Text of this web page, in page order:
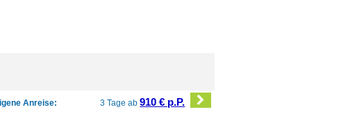
Anreise: 3 Tage ab910 € p.P.